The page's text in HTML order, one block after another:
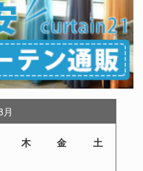
木 金 土